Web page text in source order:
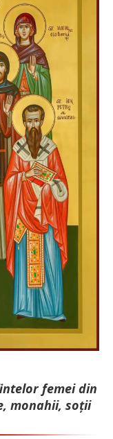
femei din
monahii, soții